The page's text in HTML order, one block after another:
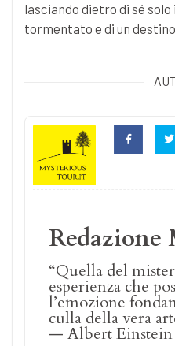
lasciando dietro di sé
tormentato e di un
Redazione
“Quella del
esperienza che
l’emozione
culla della vera
— Albert Einstein